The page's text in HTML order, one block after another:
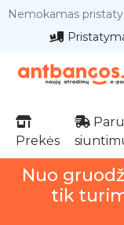
Nemokamas
Prekės
Nuo
tik